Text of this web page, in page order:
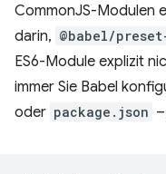
CommonJS-Modulen
darin, @babel/
ES6-Module explizit
immer Sie Babel
oder package.json